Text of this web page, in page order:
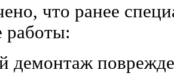
что ранее
демонтаж